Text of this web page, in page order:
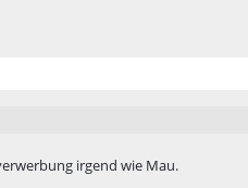
irgend wie Mau.